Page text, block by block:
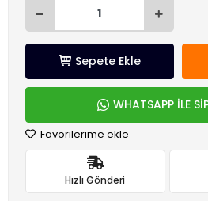
Sepete Ekle
WHATSAPP İLE
Favorilerime ekle
Hızlı Gönderi